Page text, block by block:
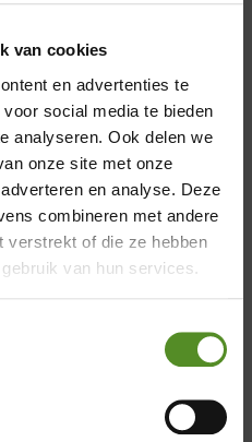
van cookies
en advertenties te
social media te bieden
analyseren. Ook delen we
onze site met onze
en analyse. Deze
combineren met andere
verstrekt of die ze hebben
van hun services.
kern aanpasbaar